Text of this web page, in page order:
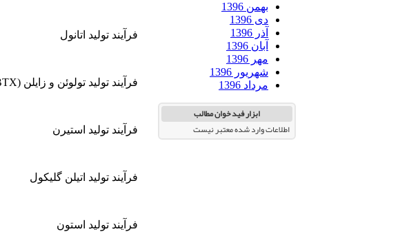
بهمن 1396
دی 1396
آذر 1396
آبان 1396
مهر 1396
شهریور 1396
مرداد 1396
ابزار فید خوان مطالب
اطلاعات وارد شده معتبر نیست
فرآیند تولید اتانول
فرآیند تولید تولوئن و زایلن (BTX)
فرآیند تولید استیرن
فرآیند تولید اتیلن گلیکول
فرآیند تولید استون